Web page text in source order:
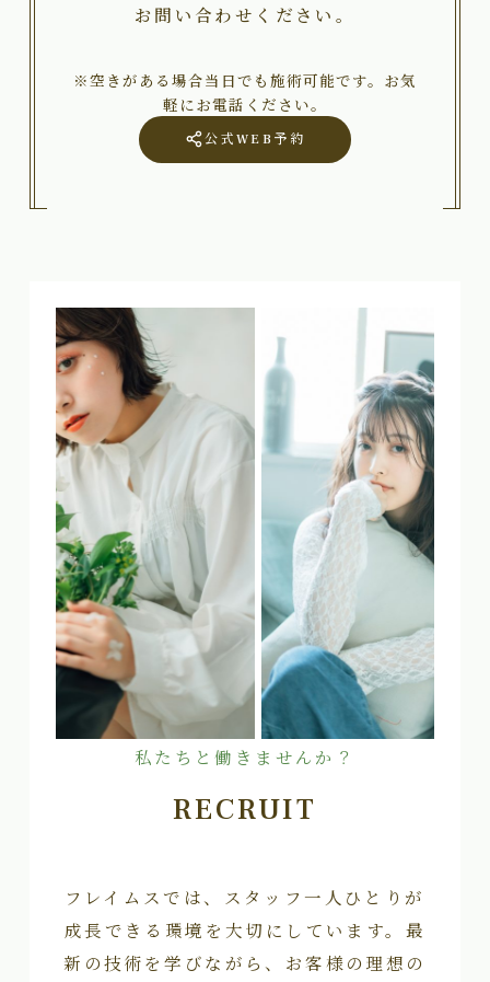
お問い合わせください。
※空きがある場合当日でも施術可能です。お気
軽にお電話ください。
公式WEB予約
私たちと働きませんか？
RECRUIT
フレイムスでは、スタッフ一人ひとりが
成長できる環境を大切にしています。最
新の技術を学びながら、お客様の理想の